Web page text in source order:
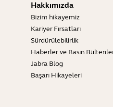
Hakkımızda
Bizim hikayemiz
Kariyer Fırsatları
Sürdürülebilirlik
Haberler ve Basın
Jabra Blog
Başarı Hikayeleri